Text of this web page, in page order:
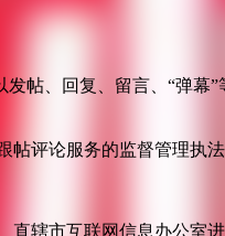
帖、回复、留言、“弹幕
评论服务的监督管理执法
辖市互联网信息办公室进